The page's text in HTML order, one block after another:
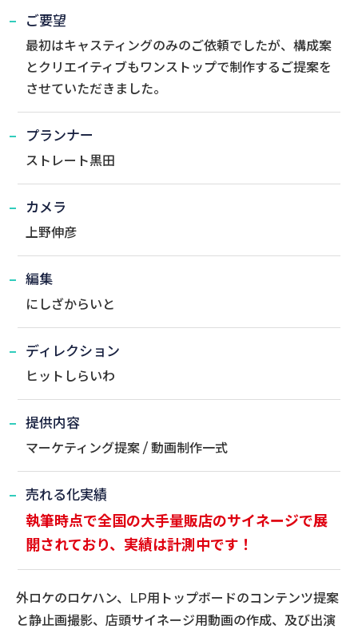
ご要望
最初はキャスティングのみのご依頼でしたが、構成案
とクリエイティブもワンストップで制作するご提案を
させていただきました。
プランナー
ストレート黒田
カメラ
上野伸彦
編集
にしざからいと
ディレクション
ヒットしらいわ
提供内容
マーケティング提案 / 動画制作一式
売れる化実績
執筆時点で全国の大手量販店のサイネージで展
開されており、実績は計測中です！
外ロケのロケハン、LP用トップボードのコンテンツ提案
と静止画撮影、店頭サイネージ用動画の作成、及び出演